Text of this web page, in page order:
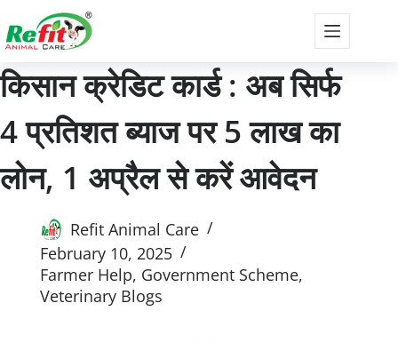
किसान क्रेडिट कार्ड : अब सिर्फ
4 प्रतिशत ब्याज पर 5 लाख का
लोन, 1 अप्रैल से करें आवेदन
Refit Animal Care
February 10, 2025
Farmer Help, Government Scheme,
Veterinary Blogs